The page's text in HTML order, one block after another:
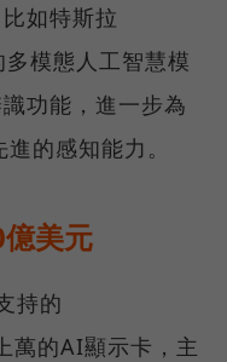
如特斯拉
模態人工智慧模
功能，進一步為
的感知能力。
美元
持的
萬的AI顯示卡，主